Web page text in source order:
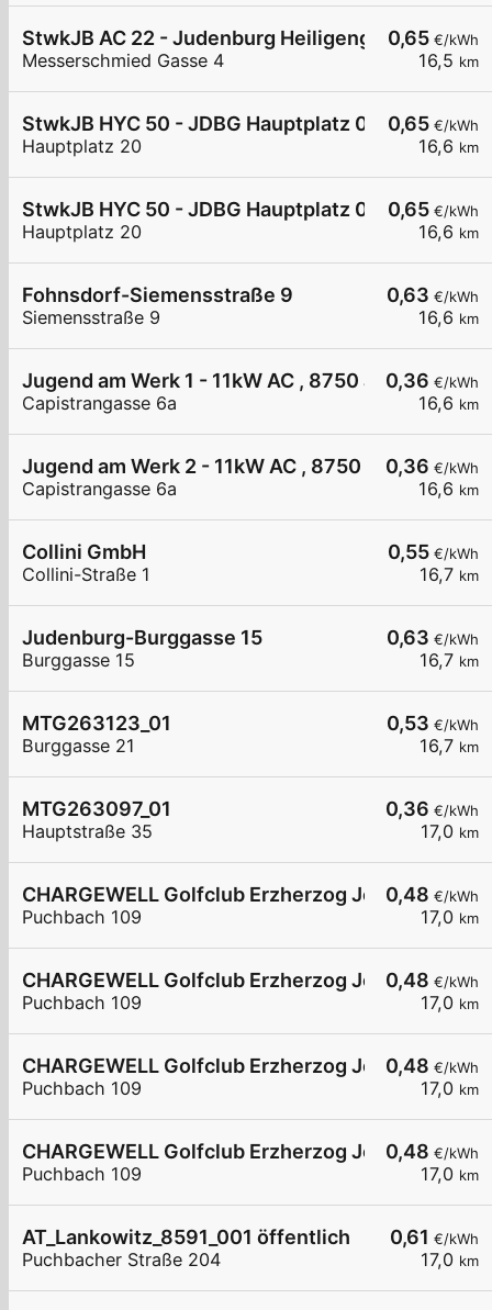
0,65 €/kWh
16,5 km
StwkJB AC 22 - Judenburg Heiligengeistgasse
Messerschmied Gasse 4
0,65 €/kWh
16,6 km
StwkJB HYC 50 - JDBG Hauptplatz 02
Hauptplatz 20
0,65 €/kWh
16,6 km
StwkJB HYC 50 - JDBG Hauptplatz 01
Hauptplatz 20
0,63 €/kWh
16,6 km
Fohnsdorf-Siemensstraße 9
Siemensstraße 9
0,36 €/kWh
16,6 km
Jugend am Werk 1 - 11kW AC , 8750 Judenburg
Capistrangasse 6a
0,36 €/kWh
16,6 km
Jugend am Werk 2 - 11kW AC , 8750 Judenburg
Capistrangasse 6a
0,55 €/kWh
16,7 km
Collini GmbH
Collini-Straße 1
0,63 €/kWh
16,7 km
Judenburg-Burggasse 15
Burggasse 15
0,53 €/kWh
16,7 km
MTG263123_01
Burggasse 21
0,36 €/kWh
17,0 km
MTG263097_01
Hauptstraße 35
0,48 €/kWh
17,0 km
CHARGEWELL Golfclub Erzherzog Johann 1
Puchbach 109
0,48 €/kWh
17,0 km
CHARGEWELL Golfclub Erzherzog Johann 2
Puchbach 109
0,48 €/kWh
17,0 km
CHARGEWELL Golfclub Erzherzog Johann 3
Puchbach 109
0,48 €/kWh
17,0 km
CHARGEWELL Golfclub Erzherzog Johann 4
Puchbach 109
0,61 €/kWh
17,0 km
AT_Lankowitz_8591_001 öffentlich
Puchbacher Straße 204